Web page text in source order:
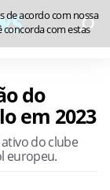
do
em 2023
do clube
europeu.
de acordo com nossa
com estas